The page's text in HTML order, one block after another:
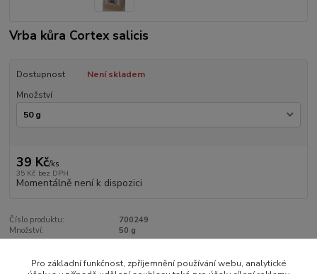
Vrba kůra Cortex salicis
Dostupnost
Není skladem
Množství
39 Kč/ks
35 Kč bez DPH
Momentálně není k dispozici
Číslo produktu:
700249
Množství:
50 g
Zboží zařazeno v kategoriích
Pro základní funkčnost, zpříjemnění používání webu, analytické